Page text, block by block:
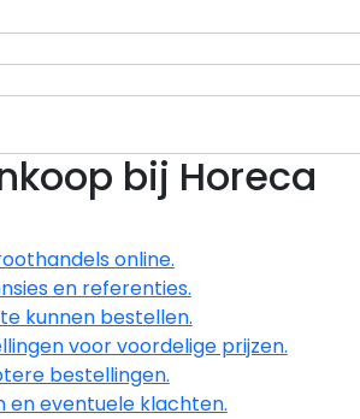
bij Horeca
online.
en referenties.
kunnen bestellen.
voor voordelige prijzen.
bestellingen.
en eventuele klachten.